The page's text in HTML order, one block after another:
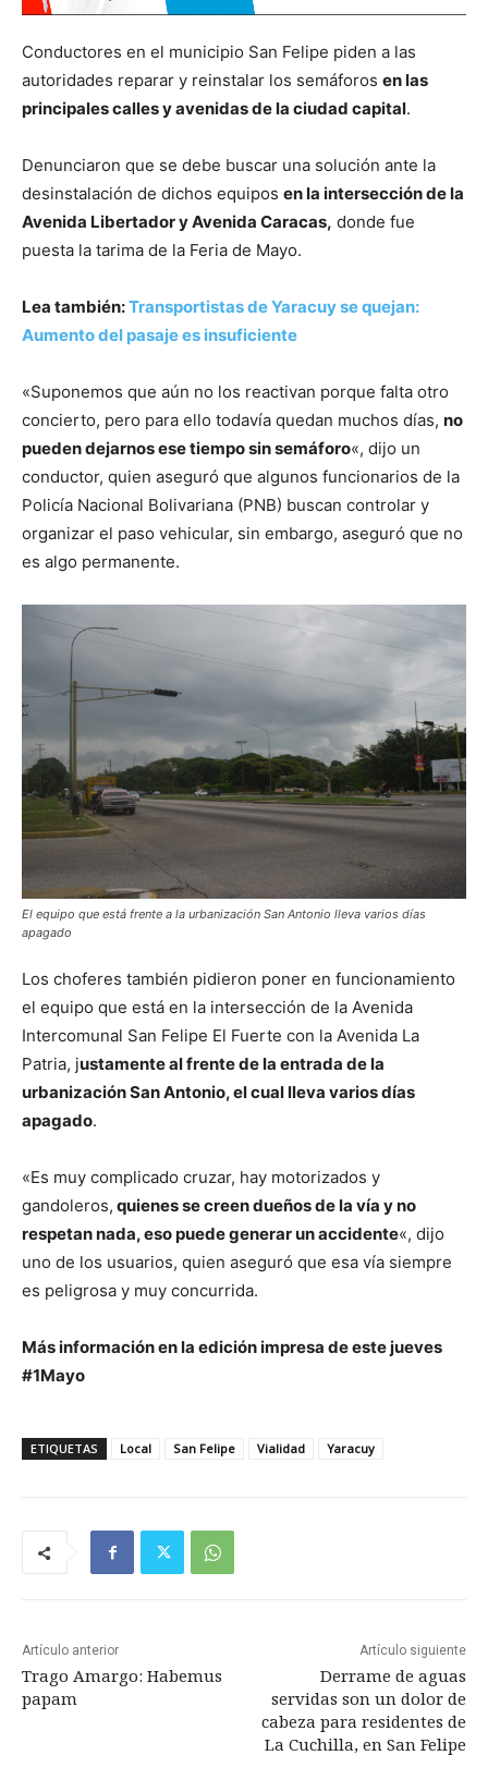
Conductores en el municipio San Felipe piden a las
autoridades reparar y reinstalar los semáforos en las
principales calles y avenidas de la ciudad capital.
Denunciaron que se debe buscar una solución ante la
desinstalación de dichos equipos en la intersección de la
Avenida Libertador y Avenida Caracas, donde fue
puesta la tarima de la Feria de Mayo.
Lea también:Transportistas de Yaracuy se quejan:
Aumento del pasaje es insuficiente
«Suponemos que aún no los reactivan porque falta otro
concierto, pero para ello todavía quedan muchos días, no
pueden dejarnos ese tiempo sin semáforo«, dijo un
conductor, quien aseguró que algunos funcionarios de la
Policía Nacional Bolivariana (PNB) buscan controlar y
organizar el paso vehicular, sin embargo, aseguró que no
es algo permanente.
El equipo que está frente a la urbanización San Antonio lleva varios días
apagado
Los choferes también pidieron poner en funcionamiento
el equipo que está en la intersección de la Avenida
Intercomunal San Felipe El Fuerte con la Avenida La
Patria, justamente al frente de la entrada de la
urbanización San Antonio, el cual lleva varios días
apagado.
«Es muy complicado cruzar, hay motorizados y
gandoleros, quienes se creen dueños de la vía y no
respetan nada, eso puede generar un accidente«, dijo
uno de los usuarios, quien aseguró que esa vía siempre
es peligrosa y muy concurrida.
Más información en la edición impresa de este jueves
#1Mayo
ETIQUETAS Local San Felipe Vialidad Yaracuy
Artículo anterior
Trago Amargo: Habemus
papam
Artículo siguiente
Derrame de aguas
servidas son un dolor de
cabeza para residentes de
La Cuchilla, en San Felipe